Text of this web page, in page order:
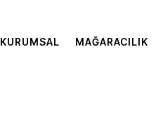
KURUMSAL MAĞARACILIK